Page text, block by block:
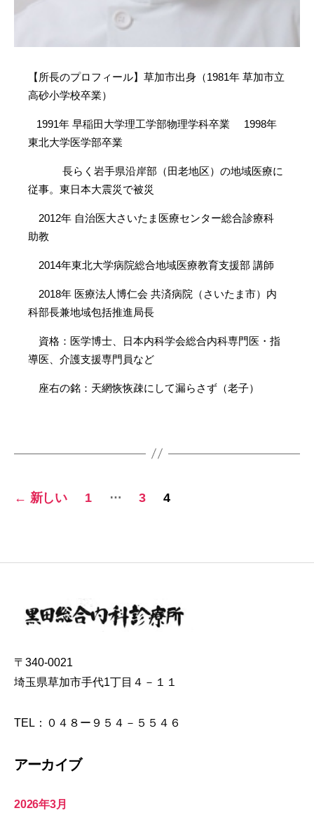
【所長のプロフィール】草加市出身（1981年 草加市立
高砂小学校卒業）
1991年 早稲田大学理工学部物理学科卒業 1998年
東北大学医学部卒業
長らく岩手県沿岸部（田老地区）の地域医療に
従事。東日本大震災で被災
2012年 自治医大さいたま医療センター総合診療科
助教
2014年東北大学病院総合地域医療教育支援部 講師
2018年 医療法人博仁会 共済病院（さいたま市）内
科部長兼地域包括推進局長
資格：医学博士、日本内科学会総合内科専門医・指
導医、介護支援専門員など
座右の銘：天網恢恢疎にして漏らさず（老子）
ペ
ジ
送
← 新しい 1 … 3 4
〒340-0021
埼玉県草加市手代1丁目４－１１
TEL：０４８ー９５４－５５４６
アーカイブ
2026年3月